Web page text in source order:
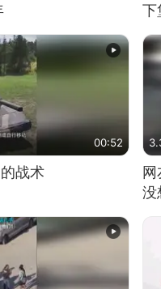
下
00:52
战术
没